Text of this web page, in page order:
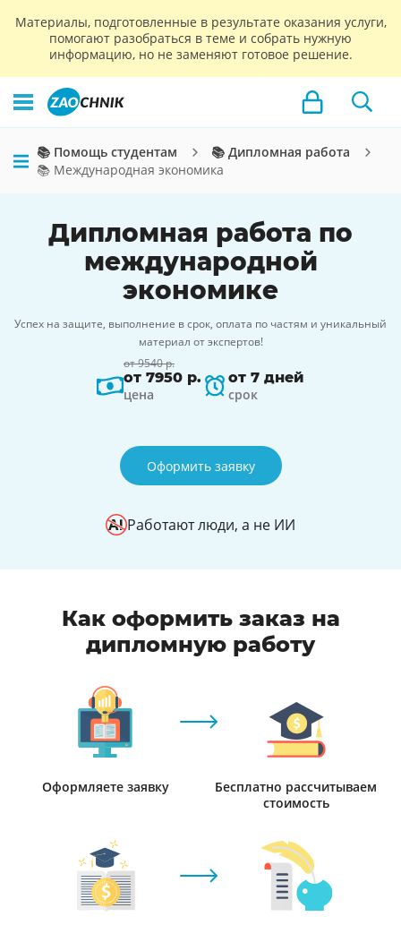
Материалы, подготовленные в результате оказания услуги,
помогают разобраться в теме и собрать нужную
информацию, но не заменяют готовое решение.
📚 Помощь студентам
📚 Дипломная работа
📚 Международная экономика
Дипломная работа по
международной
экономике
Успех на защите, выполнение в срок, оплата по частям и уникальный
материал от экспертов!
от 9540 р.
от 7950 р.
цена
от 7 дней
срок
Оформить заявку
Работают люди, а не ИИ
Как оформить заказ на
дипломную работу
Оформляете заявку
Бесплатно рассчитываем
стоимость